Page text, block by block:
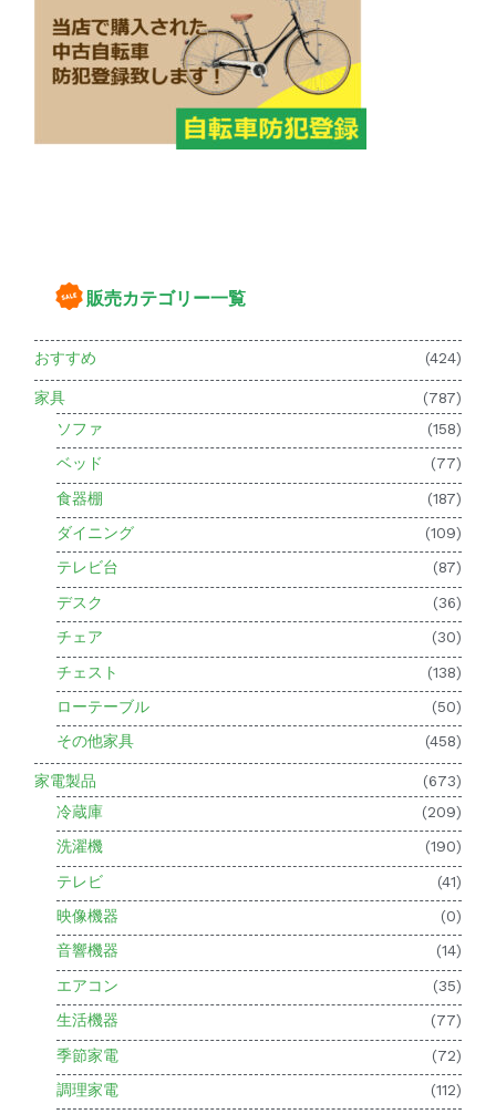
販売カテゴリー一覧
おすすめ (424)
家具
(787)
ソファ
(158)
ベッド
(77)
食器棚
(187)
ダイニング
(109)
テレビ台
(87)
デスク
(36)
チェア
(30)
チェスト
(138)
ローテーブル
(50)
その他家具
(458)
家電製品
(673)
冷蔵庫
(209)
洗濯機
(190)
テレビ
(41)
映像機器
(0)
音響機器
(14)
エアコン
(35)
生活機器
(77)
季節家電
(72)
調理家電
(112)